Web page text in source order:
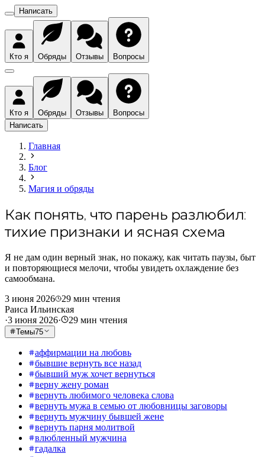
Написать
Кто я Обряды Отзывы Вопросы
Кто я Обряды Отзывы
Вопросы
Написать
Главная
Блог
Магия и обряды
Как понять, что парень разлюбил:
тихие признаки и ясная схема
Я не дам один верный знак, но покажу, как читать паузы, быт
и повторяющиеся мелочи, чтобы увидеть охлаждение без
самообмана.
3 июня 2026
29 мин чтения
Раиса Ильинская
·3 июня 2026· 29 мин чтения
Темы75
аффирмации на любовь
бывшие вернуть все назад
бывший муж хочет вернуться
верну жену роман
вернуть любимого человека слова
вернуть мужа в семью от любовницы заговоры
вернуть мужчину бывшей жене
вернуть парня молитвой
влюбленный мужчина
гадалка